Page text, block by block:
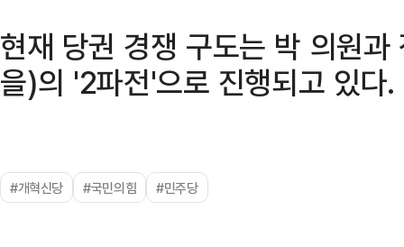
현재 당권 경쟁 구도는 박 의원
을)의 '2파전'으로 진행되고 있다.
#개혁신당 #국민의힘 #민주당